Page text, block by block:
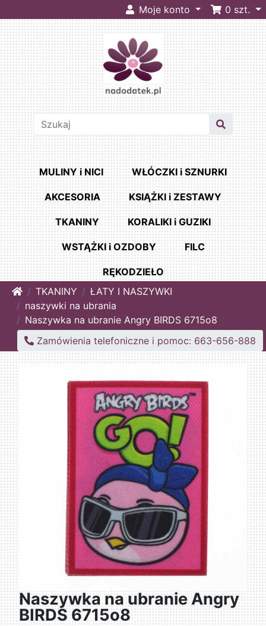
Moje konto 0 szt.
MULINY i NICI WŁÓCZKI i SZNURKI
AKCESORIA KSIĄŻKI i ZESTAWY
TKANINY KORALIKI i GUZIKI
WSTĄŻKI i OZDOBY FILC
RĘKODZIEŁO
HomeTKANINY
ŁATY I NASZYWKI
naszywki na ubrania
Naszywka na ubranie Angry BIRDS 6715o8
Zamówienia telefoniczne i pomoc: 663-656-888
Naszywka na ubranie Angry
BIRDS 6715o8